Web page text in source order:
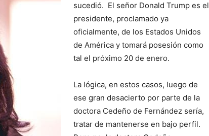
sucedió. El señor Donald Trump es el
presidente, proclamado ya
oficialmente, de los Estados Unidos
de América y tomará posesión como
tal el próximo 20 de enero.
La lógica, en estos casos, luego de
ese gran desacierto por parte de la
doctora Cedeño de Fernández sería,
tratar de mantenerse en bajo perfil.